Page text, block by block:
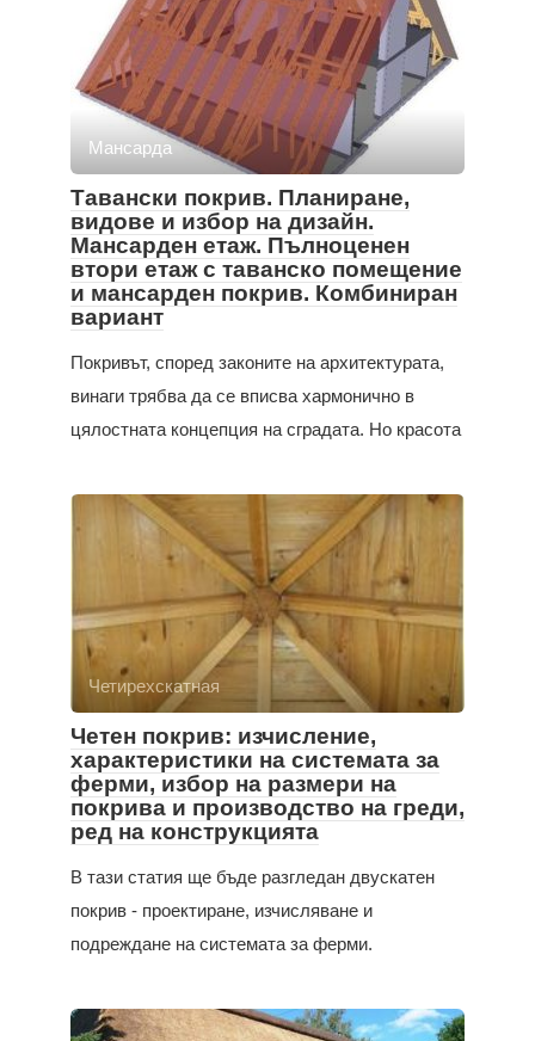
Мансарда
Тавански покрив. Планиране,
видове и избор на дизайн.
Мансарден етаж. Пълноценен
втори етаж с таванско помещение
и мансарден покрив. Комбиниран
вариант
Покривът, според законите на архитектурата,
винаги трябва да се вписва хармонично в
цялостната концепция на сградата. Но красота
Четирехскатная
Четен покрив: изчисление,
характеристики на системата за
ферми, избор на размери на
покрива и производство на греди,
ред на конструкцията
В тази статия ще бъде разгледан двускатен
покрив - проектиране, изчисляване и
подреждане на системата за ферми.